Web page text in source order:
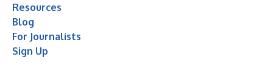
Resources
Blog
For Journalists
Sign Up